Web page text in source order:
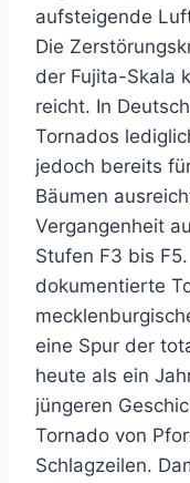
aufsteigende
Die
der Fujita-Skala
reicht. In
Tornados
jedoch bereits
Bäumen
Vergangenheit
Stufen F3 bis
dokumentierte
eine Spur der
heute als ein
jüngeren
Tornado von
Schlagzeilen.